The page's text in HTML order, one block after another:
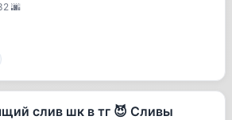
🌆
слив шк в тг 😈 Сливы